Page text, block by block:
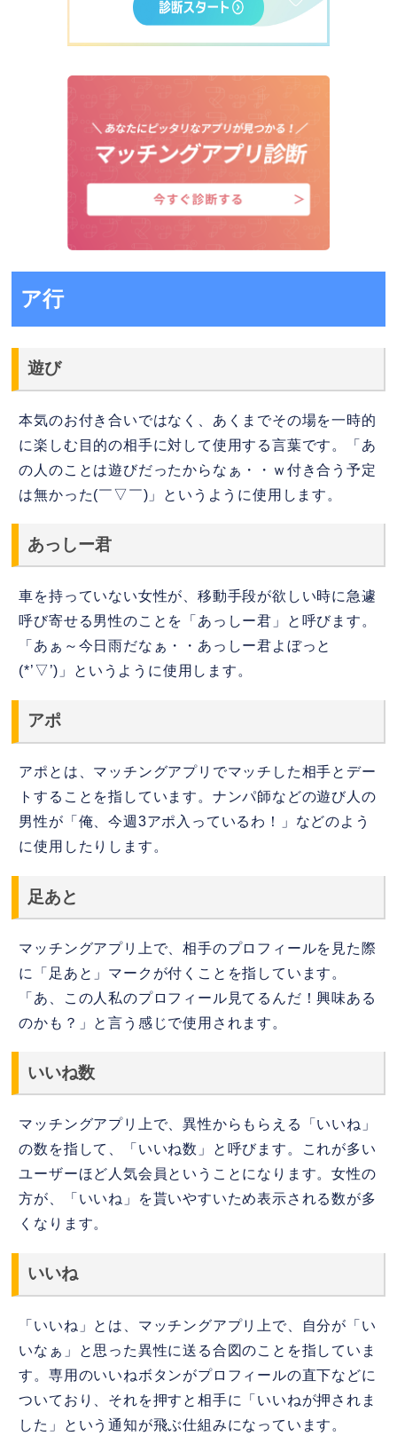
ア行
遊び
本気のお付き合いではなく、あくまでその場を一時的
に楽しむ目的の相手に対して使用する言葉です。「あ
の人のことは遊びだったからなぁ・・ｗ付き合う予定
は無かった(￣▽￣)」というように使用します。
あっしー君
車を持っていない女性が、移動手段が欲しい時に急遽
呼び寄せる男性のことを「あっしー君」と呼びます。
「あぁ～今日雨だなぁ・・あっしー君よぼっと
(*’▽’)」というように使用します。
アポ
アポとは、マッチングアプリでマッチした相手とデー
トすることを指しています。ナンパ師などの遊び人の
男性が「俺、今週3アポ入っているわ！」などのよう
に使用したりします。
足あと
マッチングアプリ上で、相手のプロフィールを見た際
に「足あと」マークが付くことを指しています。
「あ、この人私のプロフィール見てるんだ！興味ある
のかも？」と言う感じで使用されます。
いいね数
マッチングアプリ上で、異性からもらえる「いいね」
の数を指して、「いいね数」と呼びます。これが多い
ユーザーほど人気会員ということになります。女性の
方が、「いいね」を貰いやすいため表示される数が多
くなります。
いいね
「いいね」とは、マッチングアプリ上で、自分が「い
いなぁ」と思った異性に送る合図のことを指していま
す。専用のいいねボタンがプロフィールの直下などに
ついており、それを押すと相手に「いいねが押されま
した」という通知が飛ぶ仕組みになっています。